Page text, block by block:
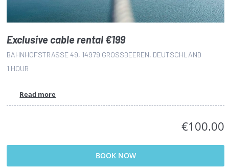
Exclusive cable rental €199
BAHNHOFSTRASSE 49, 14979 GROSSBEEREN, DEUTSCHLAND
1 HOUR
Read more
€100.00
BOOK NOW